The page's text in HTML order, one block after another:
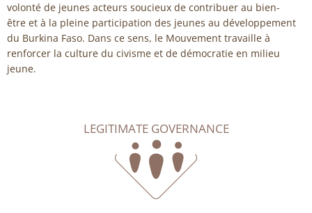
volonté de jeunes acteurs soucieux de contribuer au bien-
être et à la pleine participation des jeunes au développement
du Burkina Faso. Dans ce sens, le Mouvement travaille à
renforcer la culture du civisme et de démocratie en milieu
jeune.
LEGITIMATE GOVERNANCE